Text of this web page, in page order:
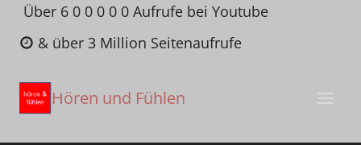
Zum
Inhalt
springen
Über 6 0 0 0 0 0 Aufrufe bei Youtube
& über 3 Million Seitenaufrufe
Hören und Fühlen